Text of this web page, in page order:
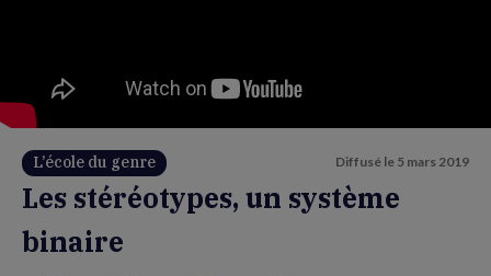
L’école du genre Diffusé le 5 mars 2019
Les stéréotypes, un système
binaire